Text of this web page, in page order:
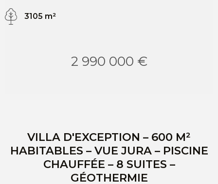
3105 m²
2 990 000 €
VILLA D'EXCEPTION – 600 M²
HABITABLES – VUE JURA – PISCINE
CHAUFFÉE – 8 SUITES –
GÉOTHERMIE